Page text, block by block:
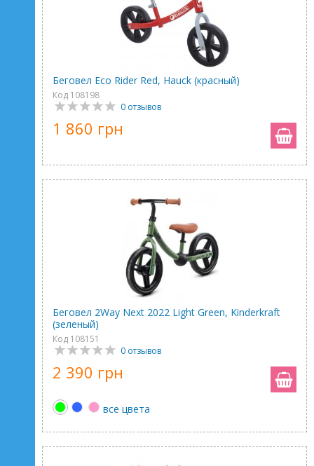
Беговел Eco Rider Red, Hauck (красный)
Код 108198
0 отзывов
1 860 грн
Беговел 2Way Next 2022 Light Green, Kinderkraft
(зеленый)
Код 108151
0 отзывов
2 390 грн
все цвета